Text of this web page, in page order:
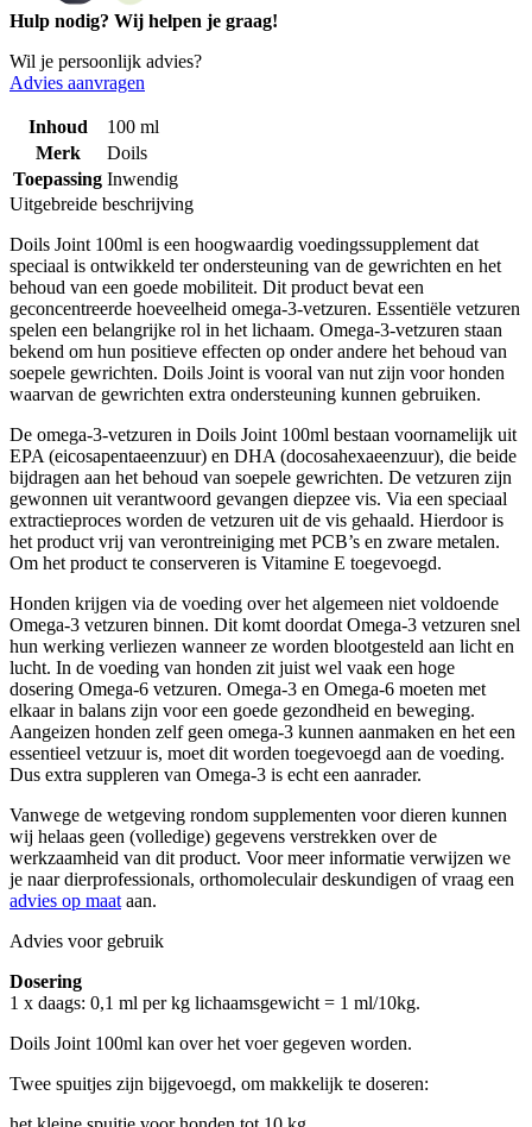
Hulp nodig? Wij helpen je graag!
Wil je persoonlijk advies?
Advies aanvragen
Inhoud
100 ml
Merk
Doils
Toepassing Inwendig
Uitgebreide beschrijving
Doils Joint 100ml is een hoogwaardig voedingssupplement dat
speciaal is ontwikkeld ter ondersteuning van de gewrichten en het
behoud van een goede mobiliteit. Dit product bevat een
geconcentreerde hoeveelheid omega-3-vetzuren. Essentiële vetzuren
spelen een belangrijke rol in het lichaam. Omega-3-vetzuren staan
bekend om hun positieve effecten op onder andere het behoud van
soepele gewrichten. Doils Joint is vooral van nut zijn voor honden
waarvan de gewrichten extra ondersteuning kunnen gebruiken.
De omega-3-vetzuren in Doils Joint 100ml bestaan voornamelijk uit
EPA (eicosapentaeenzuur) en DHA (docosahexaeenzuur), die beide
bijdragen aan het behoud van soepele gewrichten. De vetzuren zijn
gewonnen uit verantwoord gevangen diepzee vis. Via een speciaal
extractieproces worden de vetzuren uit de vis gehaald. Hierdoor is
het product vrij van verontreiniging met PCB’s en zware metalen.
Om het product te conserveren is Vitamine E toegevoegd.
Honden krijgen via de voeding over het algemeen niet voldoende
Omega-3 vetzuren binnen. Dit komt doordat Omega-3 vetzuren snel
hun werking verliezen wanneer ze worden blootgesteld aan licht en
lucht. In de voeding van honden zit juist wel vaak een hoge
dosering Omega-6 vetzuren. Omega-3 en Omega-6 moeten met
elkaar in balans zijn voor een goede gezondheid en beweging.
Aangeizen honden zelf geen omega-3 kunnen aanmaken en het een
essentieel vetzuur is, moet dit worden toegevoegd aan de voeding.
Dus extra suppleren van Omega-3 is echt een aanrader.
Vanwege de wetgeving rondom supplementen voor dieren kunnen
wij helaas geen (volledige) gegevens verstrekken over de
werkzaamheid van dit product. Voor meer informatie verwijzen we
je naar dierprofessionals, orthomoleculair deskundigen of vraag een
advies op maat aan.
Advies voor gebruik
Dosering
1 x daags: 0,1 ml per kg lichaamsgewicht = 1 ml/10kg.
Doils Joint 100ml kan over het voer gegeven worden.
Twee spuitjes zijn bijgevoegd, om makkelijk te doseren: